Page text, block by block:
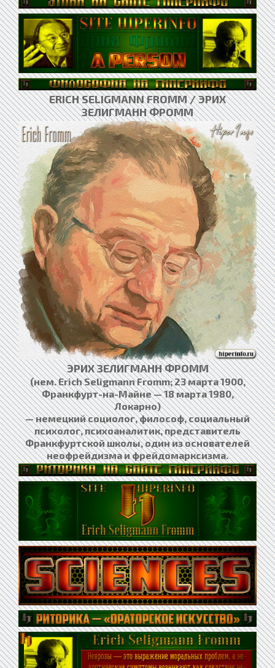
ERICH SELIGMANN FROMM / ЭРИХ
ЗЕЛИГМАНН ФРОММ
ЭРИХ ЗЕЛИГМАНН ФРОММ
(нем. Erich Seligmann Fromm; 23 марта 1900,
Франкфурт-на-Майне — 18 марта 1980,
Локарно)
— немецкий социолог, философ, социальный
психолог, психоаналитик, представитель
Франкфуртской школы, один из основателей
неофрейдизма и фрейдомарксизма.